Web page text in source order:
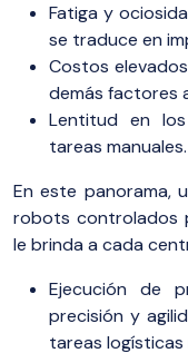
Fatiga y
se traduce en
Costos
demás factores
Lentitud en
tareas manuales.
En este panorama,
robots controlados
le brinda a cada
Ejecución de
precisión y
tareas logísticas